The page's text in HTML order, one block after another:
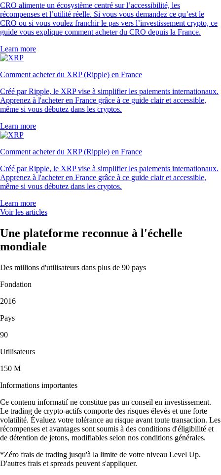
CRO alimente un écosystème centré sur l’accessibilité, les
récompenses et l’utilité réelle. Si vous vous demandez ce qu’est le
CRO ou si vous voulez franchir le pas vers l’investissement crypto, ce
guide vous explique comment acheter du CRO depuis la France.
Learn more
Comment acheter du XRP (Ripple) en France
Créé par Ripple, le XRP vise à simplifier les paiements internationaux.
Apprenez à l'acheter en France grâce à ce guide clair et accessible,
même si vous débutez dans les cryptos.
Learn more
Comment acheter du XRP (Ripple) en France
Créé par Ripple, le XRP vise à simplifier les paiements internationaux.
Apprenez à l'acheter en France grâce à ce guide clair et accessible,
même si vous débutez dans les cryptos.
Learn more
Voir les articles
Une plateforme reconnue à l'échelle
mondiale
Des millions d'utilisateurs dans plus de 90 pays
Fondation
2016
Pays
90
Utilisateurs
150 M
Informations importantes
Ce contenu informatif ne constitue pas un conseil en investissement.
Le trading de crypto-actifs comporte des risques élevés et une forte
volatilité. Évaluez votre tolérance au risque avant toute transaction. Les
récompenses et avantages sont soumis à des conditions d'éligibilité et
de détention de jetons, modifiables selon nos conditions générales.
*Zéro frais de trading jusqu'à la limite de votre niveau Level Up.
D'autres frais et spreads peuvent s'appliquer.